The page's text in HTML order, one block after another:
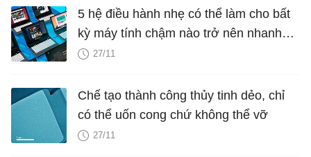
5 hệ điều hành nhẹ có thể làm cho bất
kỳ máy tính chậm nào trở nên nhanh
hơn27/11
Chế tạo thành công thủy tinh dẻo, chỉ
có thể uốn cong chứ không thể vỡ
27/11